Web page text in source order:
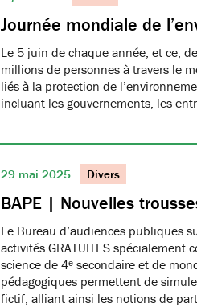
Journée mondiale de
Le 5 juin de chaque année, et ce,
millions de personnes à travers le
liés à la protection de
incluant les gouvernements, les
29 mai 2025 Divers
BAPE | Nouvelles
Le Bureau d’audiences publiques
activités GRATUITES spécialement
science de 4ᵉ secondaire et de
pédagogiques permettent de
fictif, alliant ainsi les notions de